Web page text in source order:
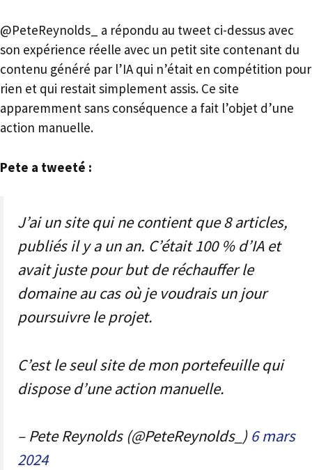
@PeteReynolds_ a répondu au tweet ci-dessus avec
son expérience réelle avec un petit site contenant du
contenu généré par l’IA qui n’était en compétition pour
rien et qui restait simplement assis. Ce site
apparemment sans conséquence a fait l’objet d’une
action manuelle.
Pete a tweeté :
J’ai un site qui ne contient que 8 articles,
publiés il y a un an. C’était 100 % d’IA et
avait juste pour but de réchauffer le
domaine au cas où je voudrais un jour
poursuivre le projet.
C’est le seul site de mon portefeuille qui
dispose d’une action manuelle.
– Pete Reynolds (@PeteReynolds_) 6 mars
2024